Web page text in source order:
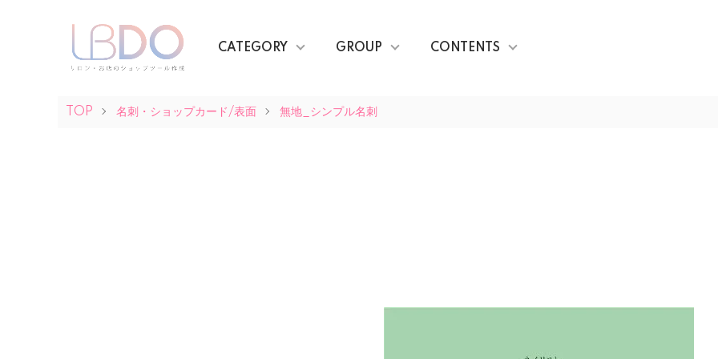
CATEGORY GROUP CONTENTS
TOP 名刺・ショップカード/表面 無地_シンプル名刺